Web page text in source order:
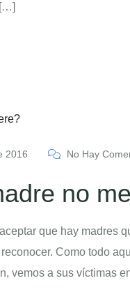
2016 No Hay
no
que hay madres
Como todo
vemos a sus víctimas